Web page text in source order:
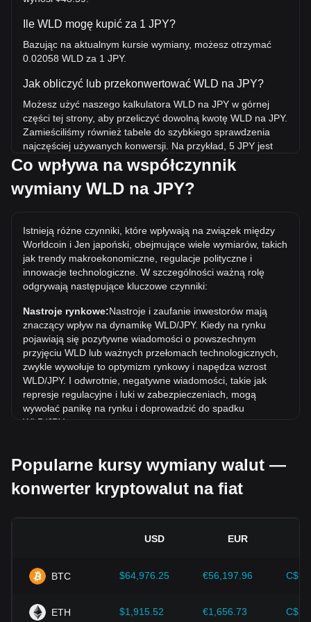
Ile WLD mogę kupić za 1 JPY?
Bazując na aktualnym kursie wymiany, możesz otrzymać
0.02058 WLD za 1 JPY.
Jak obliczyć lub przekonwertować WLD na JPY?
Możesz użyć naszego kalkulatora WLD na JPY w górnej
części tej strony, aby przeliczyć dowolną kwotę WLD na JPY.
Zamieściliśmy również tabele do szybkiego sprawdzenia
najczęściej używanych konwersji. Na przykład, 5 JPY jest
równoważne 0.1029 WLD, natomiast 5 WLD będzie
kosztować około 242.96JPY.
Jaka jest najwyższa cena WLD/JPY w historii?
pokaże, czy wartość 1 WLD/JPY przekroczy obecny rekord
wszech czasów.
Jaki jest trend cenowy w JPY?
W ciągu ostatnich 7 dni kurs wymiany Worldcoin (WLD)
spadł o 0.65%. W ciągu ostatniego miesiąca kurs wymiany
Worldcoin (WLD) spadł o 19.77% w stosunku do Jen
japoński (JPY).
Co wpływa na współczynnik
wymiany WLD na JPY?
Istnieją różne czynniki, które wpływają na związek między
Worldcoin i Jen japoński, obejmujące wiele wymiarów, takich
jak trendy makroekonomiczne, regulacje polityczne i
innowacje technologiczne. W szczególności ważną rolę
odgrywają następujące kluczowe czynniki:
Nastroje rynkowe:Nastroje i zaufanie inwestorów mają
znaczący wpływ na dynamikę WLD/JPY. Kiedy na rynku
pojawiają się pozytywne wiadomości o powszechnym
przyjęciu WLD lub ważnych przełomach technologicznych,
zwykle wywołuje to optymizm rynkowy i napędza wzrost
WLD/JPY. I odwrotnie, negatywne wiadomości, takie jak
represje regulacyjne i luki w zabezpieczeniach, mogą
wywołać panikę na rynku i doprowadzić do spadku
WLD/JPY.
dotyczące kryptowalut mają bezpośredni wpływ na ich
akceptację, co z kolei determinuje ich wartość w stosunku
do tradycyjnych walut, takich jak dolar amerykański. Jasne i
rozwój kryptowalut i powodować spadek ich wartości.
Wskaźniki ekonomiczne:
kraju, w którym emitowana jest waluta fiat – takie jak stopy
gospodarczego – odgrywają kluczową rolę w określaniu
Popularne kursy wymiany walut —
konwerter kryptowalut na fiat
USD EUR
BTC $64,976.25 €56,197.96
ETH $1,915.52 €1,656.73